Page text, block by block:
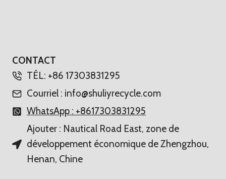
CONTACT
TÉL: +86 17303831295
Courriel : info@shuliyrecycle.com
WhatsApp : +8617303831295
Ajouter : Nautical Road East, zone de
développement économique de Zhengzhou,
Henan, Chine